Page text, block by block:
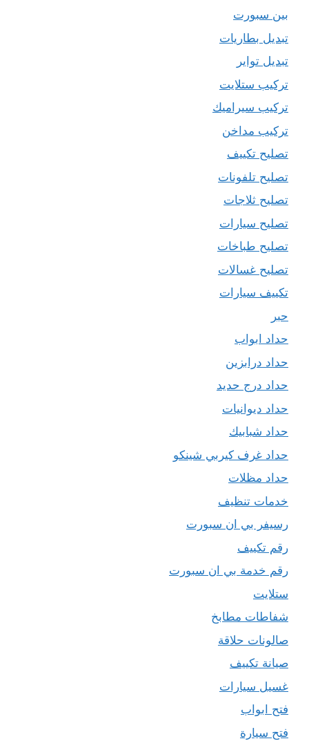
بين سبورت
تبديل بطاريات
تبديل تواير
تركيب ستلايت
تركيب سيراميك
تركيب مداخن
تصليح تكييف
تصليح تلفونات
تصليح ثلاجات
تصليح سيارات
تصليح طباخات
تصليح غسالات
تكييف سيارات
حبر
حداد ابواب
حداد درابزين
حداد درج حديد
حداد ديوانيات
حداد شبابيك
حداد غرف كيربي شينكو
حداد مظلات
خدمات تنظيف
رسيفر بي ان سبورت
رقم تكييف
رقم خدمة بي ان سبورت
ستلايت
شفاطات مطابخ
صالونات حلاقة
صيانة تكييف
غسيل سيارات
فتح ابواب
فتح سيارة